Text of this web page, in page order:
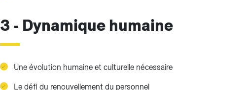
3 - Dynamique humaine
Une évolution humaine et culturelle nécessaire
Le défi du renouvellement du personnel